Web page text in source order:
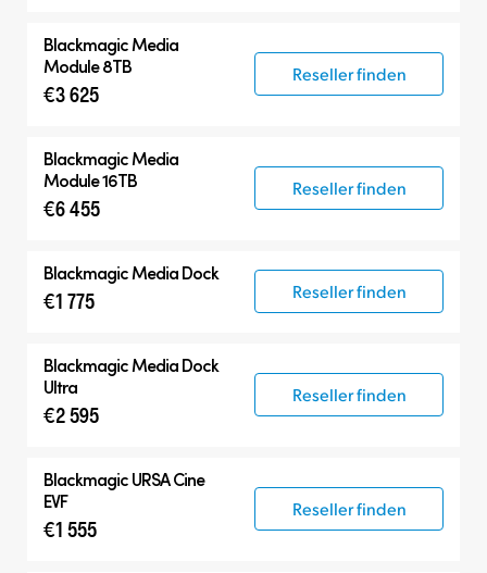
BlackmagicMedia
Module 8TB
€3 625
Reseller finden
BlackmagicMedia
Module 16TB
€6 455
Reseller finden
BlackmagicMedia Dock
€1 775 Reseller finden
BlackmagicMedia Dock
Ultra
€2 595
Reseller finden
BlackmagicURSA Cine
EVF
€1 555
Reseller finden